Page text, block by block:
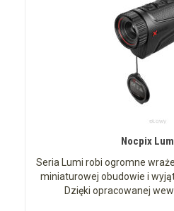
Nocpix
Seria Lumi robi ogromne
miniaturowej obudowie i
Dzięki opracowanej